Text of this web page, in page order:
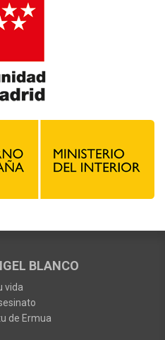
BLANCO
vida
de Ermua